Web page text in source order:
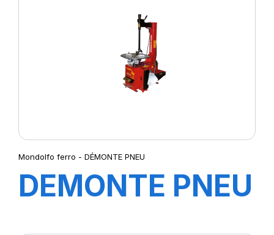
AUTOMATIQUE)
Mondolfo ferro - DÉMONTE PNEU
DEMONTE PNEU